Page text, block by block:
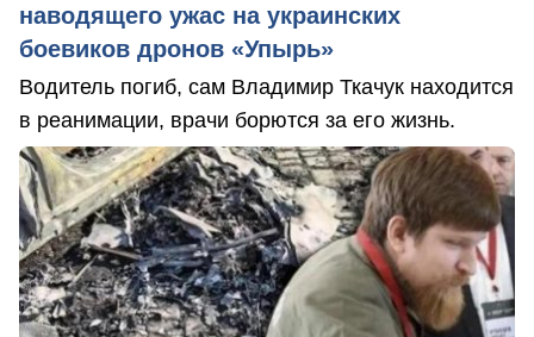
наводящего ужас на украинских
боевиков дронов «Упырь»
Водитель погиб, сам Владимир Ткачук находится
в реанимации, врачи борются за его жизнь.